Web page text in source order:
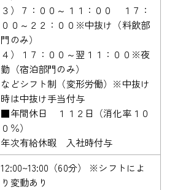
３）７：００～１１：００ １７：
００～２２：００※中抜け（料飲部
門のみ）
４）１７：００～翌１１：００※夜
勤（宿泊部門のみ）
などシフト制（変形労働）※中抜け
時は中抜け手当付与
■年間休日 １１２日（消化率１０
０％）
年次有給休暇 入社時付与
12:00~13:00（60分） ※シフトによ
り変動あり